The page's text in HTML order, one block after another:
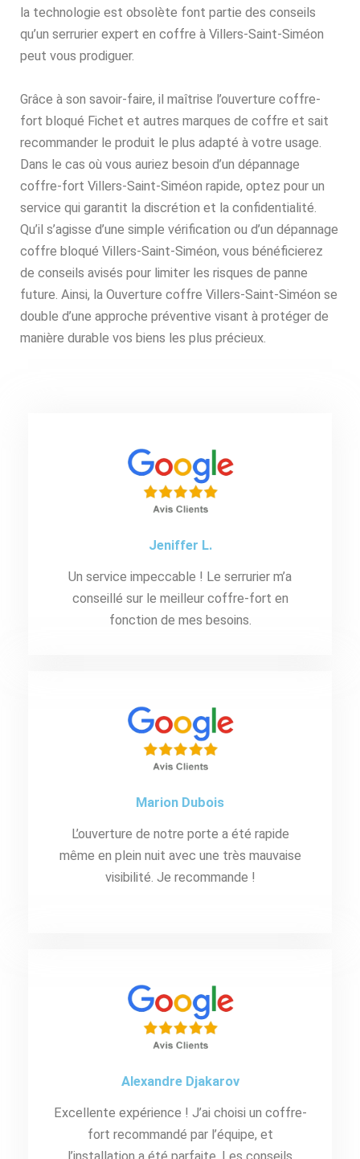
la technologie est obsolète font partie des conseils
qu’un serrurier expert en coffre à Villers-Saint-Siméon
peut vous prodiguer.
Grâce à son savoir-faire, il maîtrise l’ouverture coffre-
fort bloqué Fichet et autres marques de coffre et sait
recommander le produit le plus adapté à votre usage.
Dans le cas où vous auriez besoin d’un dépannage
coffre-fort Villers-Saint-Siméon rapide, optez pour un
service qui garantit la discrétion et la confidentialité.
Qu’il s’agisse d’une simple vérification ou d’un dépannage
coffre bloqué Villers-Saint-Siméon, vous bénéficierez
de conseils avisés pour limiter les risques de panne
future. Ainsi, la Ouverture coffre Villers-Saint-Siméon se
double d’une approche préventive visant à protéger de
manière durable vos biens les plus précieux.
Jeniffer L.
Un service impeccable ! Le serrurier m’a
conseillé sur le meilleur coffre-fort en
fonction de mes besoins.
Marion Dubois
L’ouverture de notre porte a été rapide
même en plein nuit avec une très mauvaise
visibilité. Je recommande !
Alexandre Djakarov
Excellente expérience ! J’ai choisi un coffre-
fort recommandé par l’équipe, et